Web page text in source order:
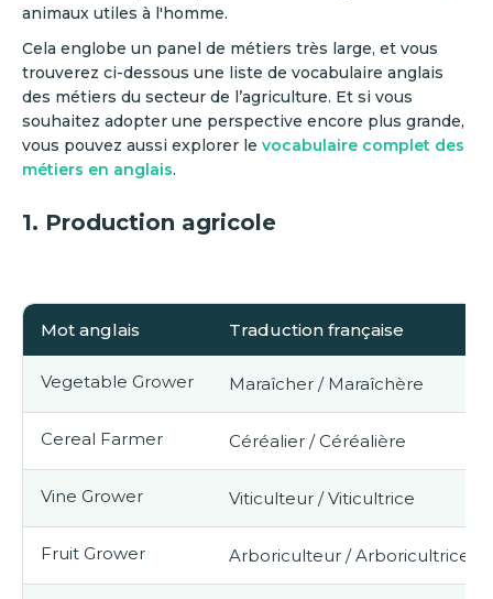
animaux utiles à l'homme.
Cela englobe un panel de métiers très large, et vous
trouverez ci-dessous une liste de vocabulaire anglais
des métiers du secteur de l’agriculture. Et si vous
souhaitez adopter une perspective encore plus grande,
vous pouvez aussi explorer le vocabulaire complet des
métiers en anglais.
1. Production agricole
Mot anglais Traduction française
Vegetable Grower Maraîcher / Maraîchère
Cereal Farmer Céréalier / Céréalière
Vine Grower Viticulteur / Viticultrice
Fruit Grower Arboriculteur / Arboricultrice